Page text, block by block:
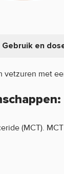
Gebruik en
vetzuren met
(MCT).